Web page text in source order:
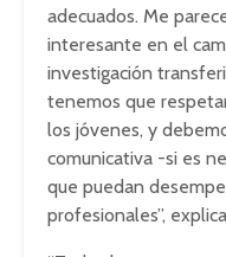
adecuados. Me
interesante en el
investigación
tenemos que
los jóvenes, y
comunicativa -si es
que puedan
profesionales”,